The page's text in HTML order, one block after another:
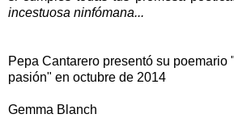
incestuosa ninfómana...
Pepa Cantarero presentó su poemario
pasión" en octubre de 2014
Gemma Blanch